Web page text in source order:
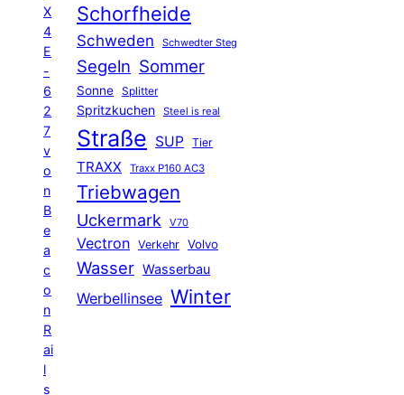
X
4
E
-
6
2
7
v
o
n
B
e
a
c
o
n
R
ai
l
s
Schorfheide
Schweden Schwedter Steg
Segeln Sommer
Sonne Splitter
Spritzkuchen Steel is real
Straße SUP Tier
TRAXX Traxx P160 AC3
Triebwagen
Uckermark V70
Vectron Verkehr Volvo
Wasser Wasserbau
Werbellinsee Winter